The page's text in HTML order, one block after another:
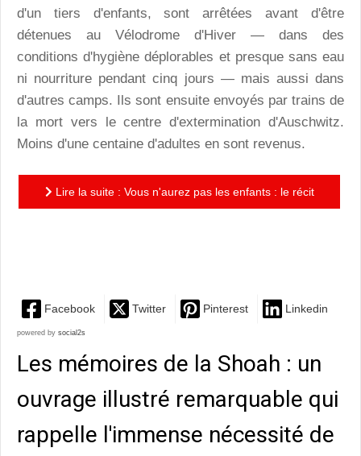
d'un tiers d'enfants, sont arrêtées avant d'être
détenues au Vélodrome d'Hiver — dans des
conditions d'hygiène déplorables et presque sans eau
ni nourriture pendant cinq jours — mais aussi dans
d'autres camps. Ils sont ensuite envoyés par trains de
la mort vers le centre d'extermination d'Auschwitz.
Moins d'une centaine d'adultes en sont revenus.
Lire la suite : Vous n'aurez pas les enfants : le récit
Facebook Twitter Pinterest Linkedin
powered by social2s
Les mémoires de la Shoah : un
ouvrage illustré remarquable qui
rappelle l'immense nécessité de